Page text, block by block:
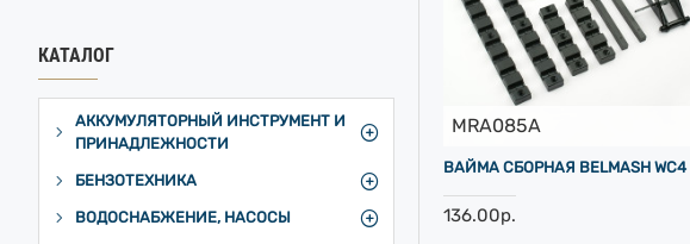
КАТАЛОГ
АККУМУЛЯТОРНЫЙ ИНСТРУМЕНТ И
ПРИНАДЛЕЖНОСТИ
БЕНЗОТЕХНИКА
ВОДОСНАБЖЕНИЕ, НАСОСЫ
MRA085A
ВАЙМА СБОРНАЯ BELMASH WC4
136.00р.